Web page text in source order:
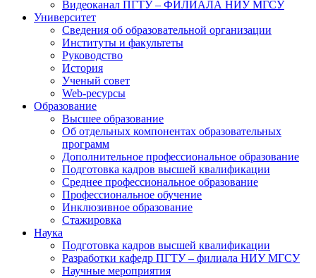
Видеоканал ПГТУ – ФИЛИАЛА НИУ МГСУ
Университет
Сведения об образовательной организации
Институты и факультеты
Руководство
История
Ученый совет
Web-ресурсы
Образование
Высшее образование
Об отдельных компонентах образовательных
программ
Дополнительное профессиональное образование
Подготовка кадров высшей квалификации
Среднее профессиональное образование
Профессиональное обучение
Инклюзивное образование
Стажировка
Наука
Подготовка кадров высшей квалификации
Разработки кафедр ПГТУ – филиала НИУ МГСУ
Научные мероприятия